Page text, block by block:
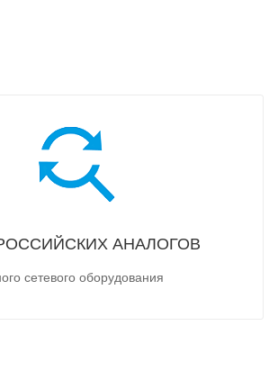
АНАЛОГОВ
сетевого оборудования